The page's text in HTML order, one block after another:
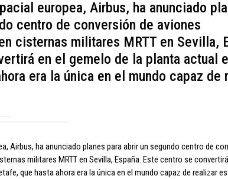
europea, Airbus, ha anunciado
centro de conversión de aviones
cisternas militares MRTT en Sevilla,
en el gemelo de la planta actual
era la única en el mundo capaz de
Airbus, ha anunciado planes para abrir un segundo centro de
militares MRTT en Sevilla, España. Este centro se convertirá
que hasta ahora era la única en el mundo capaz de realizar